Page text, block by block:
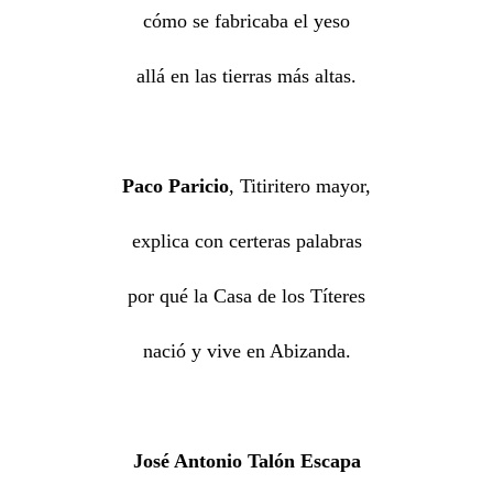
cómo se fabricaba el yeso
allá en las tierras más altas.
Paco Paricio, Titiritero mayor,
explica con certeras palabras
por qué la Casa de los Títeres
nació y vive en Abizanda.
José Antonio Talón Escapa